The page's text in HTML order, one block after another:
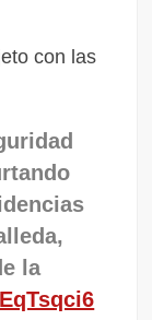
con las
la